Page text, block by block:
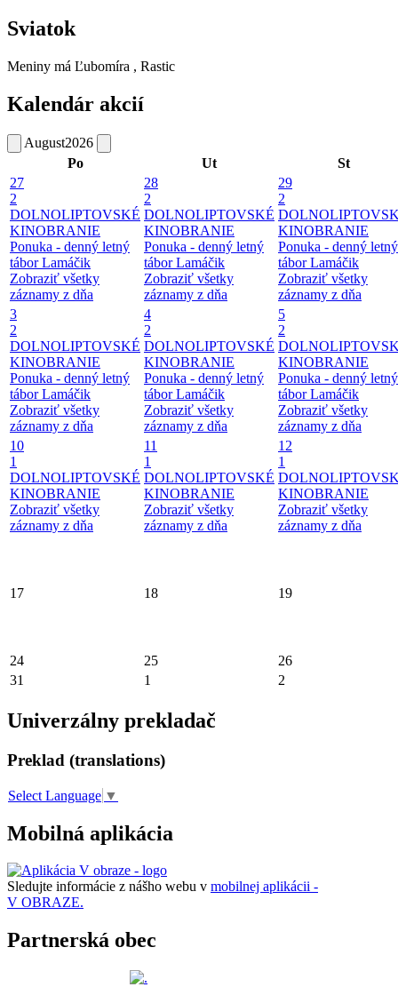
Sviatok
Meniny má Ľubomíra , Rastic
Kalendár akcií
August2026
Po
Ut
St
27
2
DOLNOLIPTOVSKÉ
KINOBRANIE
Ponuka - denný letný
tábor Lamáčik
Zobraziť všetky
záznamy z dňa
28
2
DOLNOLIPTOVSKÉ
KINOBRANIE
Ponuka - denný letný
tábor Lamáčik
Zobraziť všetky
záznamy z dňa
29
2
KINOBRANIE
Ponuka - denný letný
tábor Lamáčik
Zobraziť všetky
záznamy z dňa
3
2
DOLNOLIPTOVSKÉ
KINOBRANIE
Ponuka - denný letný
tábor Lamáčik
Zobraziť všetky
záznamy z dňa
4
2
DOLNOLIPTOVSKÉ
KINOBRANIE
Ponuka - denný letný
tábor Lamáčik
Zobraziť všetky
záznamy z dňa
5
2
KINOBRANIE
Ponuka - denný letný
tábor Lamáčik
Zobraziť všetky
záznamy z dňa
10
1
DOLNOLIPTOVSKÉ
KINOBRANIE
Zobraziť všetky
záznamy z dňa
11
1
DOLNOLIPTOVSKÉ
KINOBRANIE
Zobraziť všetky
záznamy z dňa
12
1
KINOBRANIE
Zobraziť všetky
záznamy z dňa
17 18 19
24 25
26
31
1 2
Univerzálny prekladač
Preklad (translations)
Select Language ▼
Mobilná aplikácia
Sledujte informácie z nášho webu v mobilnej aplikácii -
V OBRAZE.
Partnerská obec